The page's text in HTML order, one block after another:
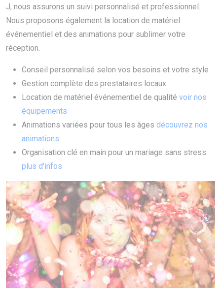
J, nous assurons un suivi personnalisé et professionnel.
Nous proposons également la location de matériel
événementiel et des animations pour sublimer votre
réception.
Conseil personnalisé selon vos besoins et votre style
Gestion complète des prestataires locaux
Location de matériel événementiel de qualité voir nos
équipements
Animations variées pour tous les âges découvrez nos
animations
Organisation clé en main pour un mariage sans stress
plus d'infos